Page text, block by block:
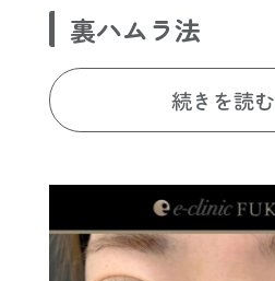
裏ハムラ法
続きを読む